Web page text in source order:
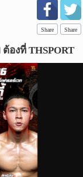
Share Share
องที่ THSPORT